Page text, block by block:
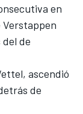
en
de
ascendió
de